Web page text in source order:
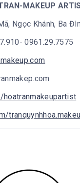
MAKEUP
Ngọc Khánh, Ba
0961.29.7575
hoatranmakeupartist